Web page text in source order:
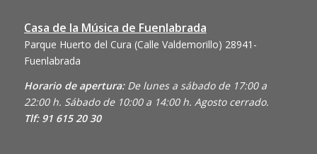
Casa de la Música de Fuenlabrada
Parque Huerto del Cura (Calle Valdemorillo) 28941-
Fuenlabrada
Horario de apertura: De lunes a sábado de 17:00 a
22:00 h. Sábado de 10:00 a 14:00 h. Agosto cerrado.
Tlf: 91 615 20 30